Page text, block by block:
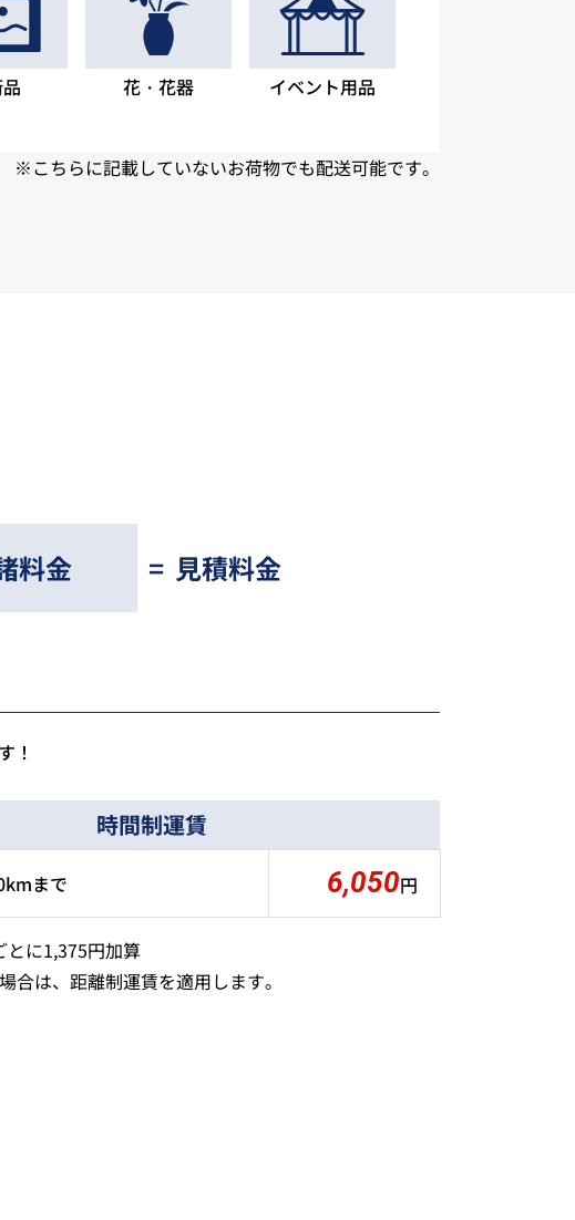
花・花器 イベント用品
※こちらに記載していないお荷物でも配送可能です。
料金 = 見積料金
！
時間制運賃
まで 6,050円
に1,375円加算
は、距離制運賃を適用します。